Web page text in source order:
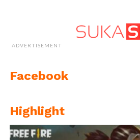
ADVERTISEMENT
Facebook
Highlight